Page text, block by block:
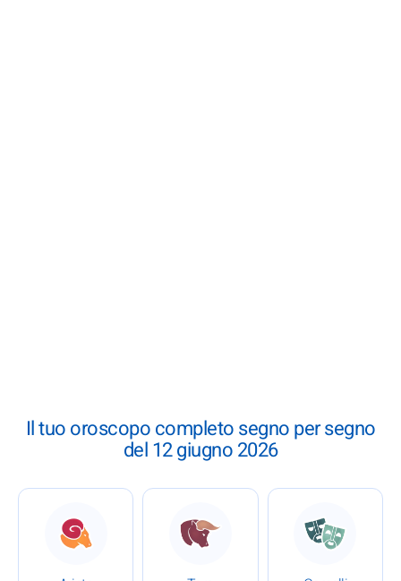
Il tuo oroscopo completo segno per segno
del 12 giugno 2026
: Oroscopo completo del 12 giugno 2026
: Oroscopo completo del
: